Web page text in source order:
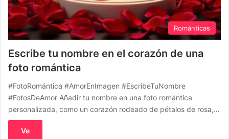
Románticas
Escribe tu nombre en el corazón de una
foto romántica
#FotoRomántica #AmorEnImagen #EscribeTuNombre
#FotosDeAmor Añadir tu nombre en una foto romántica
personalizada, como un corazón rodeado de pétalos de rosa,…
Ve